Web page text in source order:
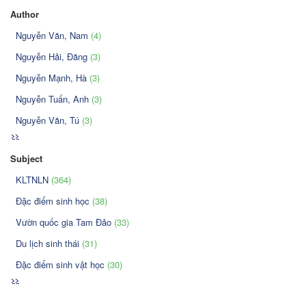
Author
Nguyễn Văn, Nam (4)
Nguyễn Hải, Đăng (3)
Nguyễn Mạnh, Hà (3)
Nguyễn Tuấn, Anh (3)
Nguyễn Văn, Tú (3)
>>
Subject
KLTNLN (364)
Đặc điểm sinh học (38)
Vườn quốc gia Tam Đảo (33)
Du lịch sinh thái (31)
Đặc điểm sinh vật học (30)
>>